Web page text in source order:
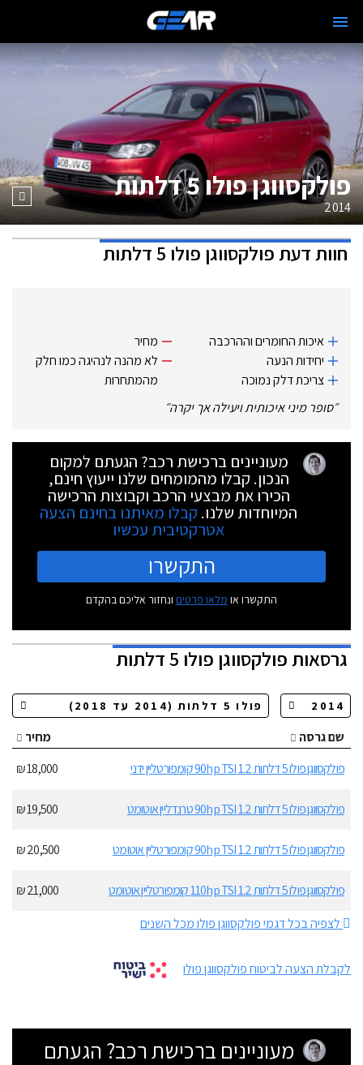
פולקסווגן פולו 5 דלתות
2014
חוות דעתפולקסווגן פולו 5 דלתות
איכות החומרים וההרכבה
יחידות הנעה
צריכת דלק נמוכה
מחיר
לא מהנה לנהיגה כמו חלק
מהמתחרות
״סופר מיני איכותית ויעילה אך יקרה״
מעוניינים ברכישת רכב? הגעתם למקום
הנכון. קבלו מהמומחים שלנו ייעוץ חינם,
הכירו את מבצעי הרכב וקבוצות הרכישה
המיוחדות שלנו. קבלו מאיתנו בחינם הצעה
אטרקטיבית עכשיו
התקשרו
התקשרו או מלאו פרטים ונחזור אליכם בהקדם
גרסאותפולקסווגן פולו 5 דלתות
שם גרסה
מחיר
פולקסווגן פולו 5 דלתות 1.2 90hp TSI קומפורטליין ידני
18,000 ₪
פולקסווגן פולו 5 דלתות 1.2 90hp TSI טרנדליין אוטומט 19,500 ₪
פולקסווגן פולו 5 דלתות 1.2 90hp TSI קומפורטליין אוטומט 20,500 ₪
פולקסווגן פולו 5 דלתות 1.2 110hp TSI קומפורטליין אוטומט
21,000 ₪
לצפיה בכל דגמי פולקסווגן פולו מכל השנים
לקבלת הצעה לביטוח פולקסווגן פולו
מעוניינים ברכישת רכב? הגעתם